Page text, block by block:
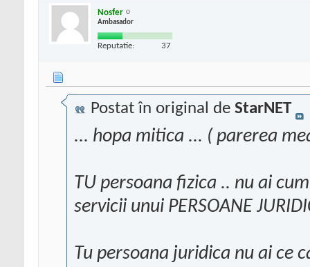
Nosfer
Ambasador
Reputatie: 37
Postat în original de StarNET
... hopa mitica ... ( parerea
TU persoana fizica .. nu ai
servicii unui PERSOANE
Tu persoana juridica nu ai ce